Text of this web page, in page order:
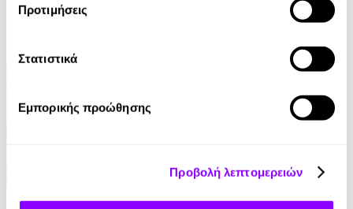
Προτιμήσεις
Στατιστικά
Εμπορικής προώθησης
Προβολή λεπτομερειών
11.99€
eBook